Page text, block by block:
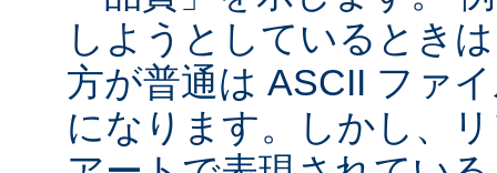
しようとしているとき
方が普通は ASCII ファ
になります。しかし、